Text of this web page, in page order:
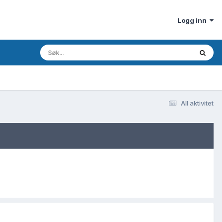
Logg inn
All aktivitet